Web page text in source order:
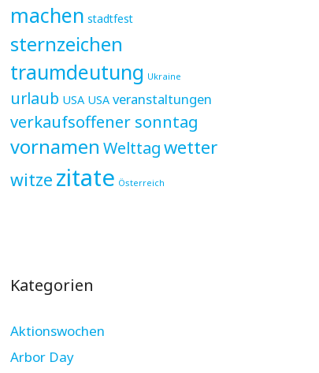
machen stadtfest
sternzeichen
traumdeutung Ukraine
urlaub USA USA veranstaltungen
verkaufsoffener sonntag
vornamen Welttagwetter
witze zitate Österreich
Kategorien
Aktionswochen
Arbor Day